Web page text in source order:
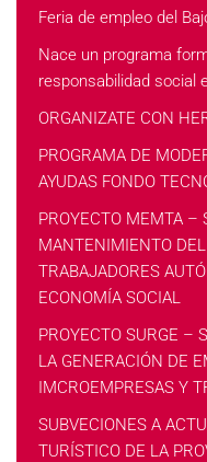
Feria de empleo del
Nace un programa
responsabilidad social
ORGANIZATE CON
PROGRAMA DE
AYUDAS FONDO
PROYECTO MEMTA –
MANTENIMIENTO
TRABAJADORES
ECONOMÍA SOCIAL
PROYECTO SURGE –
LA GENERACIÓN DE
IMCROEMPRESAS Y
SUBVECIONES A
TURÍSTICO DE LA